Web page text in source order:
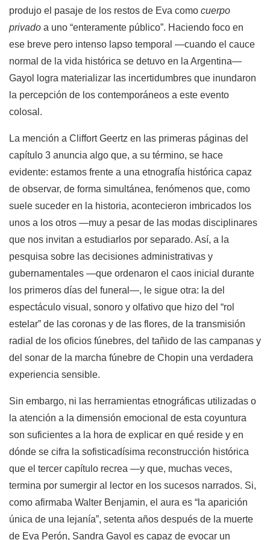
produjo el pasaje de los restos de Eva como cuerpo
privado a uno “enteramente público”. Haciendo foco en
ese breve pero intenso lapso temporal —cuando el cauce
normal de la vida histórica se detuvo en la Argentina—
Gayol logra materializar las incertidumbres que inundaron
la percepción de los contemporáneos a este evento
colosal.
La mención a Cliffort Geertz en las primeras páginas del
capítulo 3 anuncia algo que, a su término, se hace
evidente: estamos frente a una etnografía histórica capaz
de observar, de forma simultánea, fenómenos que, como
suele suceder en la historia, acontecieron imbricados los
unos a los otros —muy a pesar de las modas disciplinares
que nos invitan a estudiarlos por separado. Así, a la
pesquisa sobre las decisiones administrativas y
gubernamentales —que ordenaron el caos inicial durante
los primeros días del funeral—, le sigue otra: la del
espectáculo visual, sonoro y olfativo que hizo del “rol
estelar” de las coronas y de las flores, de la transmisión
radial de los oficios fúnebres, del tañido de las campanas y
del sonar de la marcha fúnebre de Chopin una verdadera
experiencia sensible.
Sin embargo, ni las herramientas etnográficas utilizadas o
la atención a la dimensión emocional de esta coyuntura
son suficientes a la hora de explicar en qué reside y en
dónde se cifra la sofisticadísima reconstrucción histórica
que el tercer capítulo recrea —y que, muchas veces,
termina por sumergir al lector en los sucesos narrados. Si,
como afirmaba Walter Benjamin, el aura es “la aparición
única de una lejanía”, setenta años después de la muerte
de Eva Perón, Sandra Gayol es capaz de evocar un